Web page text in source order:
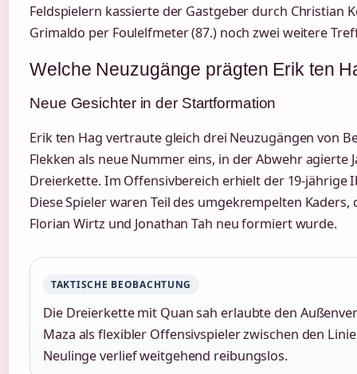
Feldspielern kassierte der Gastgeber durch Christian
Grimaldo per Foulelfmeter (87.) noch zwei weitere
Welche Neuzugänge prägten Erik ten
Neue Gesichter in der Startformation
Erik ten Hag vertraute gleich drei Neuzugängen von
Flekken als neue Nummer eins, in der Abwehr agierte
Dreierkette. Im Offensivbereich erhielt der 19-jährige
Diese Spieler waren Teil des umgekrempelten
Florian Wirtz und Jonathan Tah neu formiert wurde.
TAKTISCHE BEOBACHTUNG
Die Dreierkette mit Quan sah erlaubte den
Maza als flexibler Offensivspieler zwischen den
Neulinge verlief weitgehend reibungslos.